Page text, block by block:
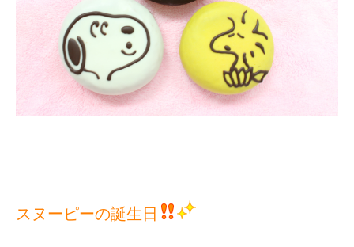
スヌーピーの誕生日